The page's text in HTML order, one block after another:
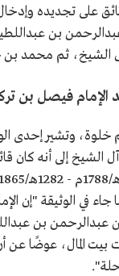
على تجديده
بن
الشيخ، ثم محمد
فيصل بن
وتشير إحدى
إلى أنه كان
جاء في الوثيقة "إن
عبدالرحمن بن
بيت المال، عوضًا عن